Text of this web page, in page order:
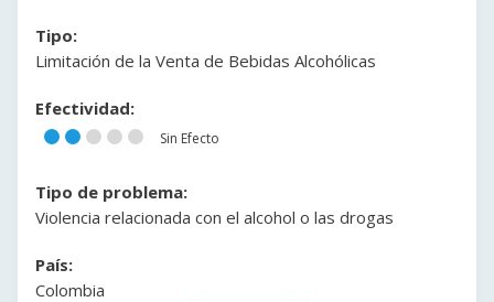
Tipo:
Limitación de la Venta de Bebidas Alcohólicas
Efectividad:
Sin Efecto
Tipo de problema:
Violencia relacionada con el alcohol o las drogas
País:
Colombia